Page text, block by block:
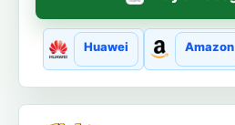
Huawei Amazon